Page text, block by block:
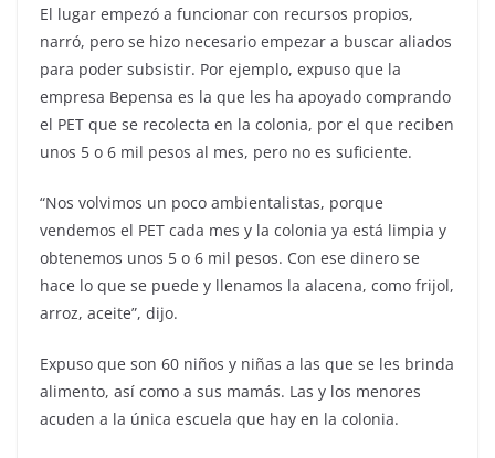
El lugar empezó a funcionar con recursos propios,
narró, pero se hizo necesario empezar a buscar aliados
para poder subsistir. Por ejemplo, expuso que la
empresa Bepensa es la que les ha apoyado comprando
el PET que se recolecta en la colonia, por el que reciben
unos 5 o 6 mil pesos al mes, pero no es suficiente.
“Nos volvimos un poco ambientalistas, porque
vendemos el PET cada mes y la colonia ya está limpia y
obtenemos unos 5 o 6 mil pesos. Con ese dinero se
hace lo que se puede y llenamos la alacena, como frijol,
arroz, aceite”, dijo.
Expuso que son 60 niños y niñas a las que se les brinda
alimento, así como a sus mamás. Las y los menores
acuden a la única escuela que hay en la colonia.